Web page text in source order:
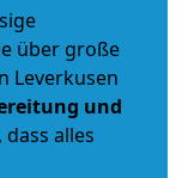
über große
Leverkusen
und
alles